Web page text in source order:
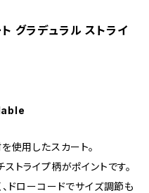
グラデュラル ストライ
使用したスカート。
トライプ柄がポイントです。
ドローコードでサイズ調節も